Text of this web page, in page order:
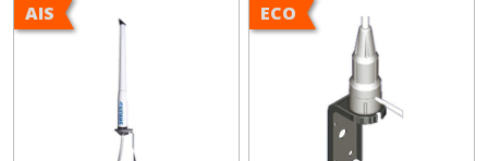
AIS ECO